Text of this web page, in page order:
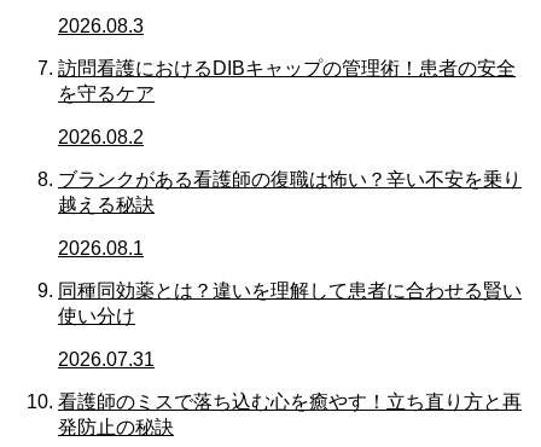
2026.08.3
訪問看護におけるDIBキャップの管理術！患者の安全
を守るケア
2026.08.2
ブランクがある看護師の復職は怖い？辛い不安を乗り
越える秘訣
2026.08.1
同種同効薬とは？違いを理解して患者に合わせる賢い
使い分け
2026.07.31
看護師のミスで落ち込む心を癒やす！立ち直り方と再
発防止の秘訣